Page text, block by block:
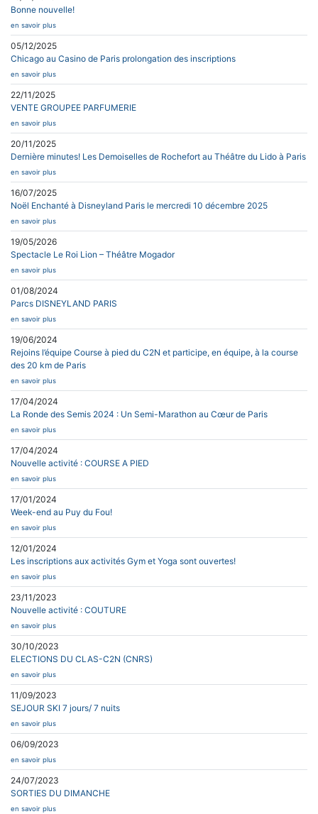
Bonne nouvelle!
en savoir plus
05/12/2025
Chicago au Casino de Paris prolongation des inscriptions
en savoir plus
22/11/2025
VENTE GROUPEE PARFUMERIE
en savoir plus
20/11/2025
Dernière minutes! Les Demoiselles de Rochefort au Théâtre du Lido à Paris
en savoir plus
16/07/2025
Noël Enchanté à Disneyland Paris le mercredi 10 décembre 2025
en savoir plus
19/05/2026
Spectacle Le Roi Lion – Théâtre Mogador
en savoir plus
01/08/2024
Parcs DISNEYLAND PARIS
en savoir plus
19/06/2024
Rejoins l’équipe Course à pied du C2N et participe, en équipe, à la course
des 20 km de Paris
en savoir plus
17/04/2024
La Ronde des Semis 2024 : Un Semi-Marathon au Cœur de Paris
en savoir plus
17/04/2024
Nouvelle activité : COURSE A PIED
en savoir plus
17/01/2024
Week-end au Puy du Fou!
en savoir plus
12/01/2024
Les inscriptions aux activités Gym et Yoga sont ouvertes!
en savoir plus
23/11/2023
Nouvelle activité : COUTURE
en savoir plus
30/10/2023
ELECTIONS DU CLAS-C2N (CNRS)
en savoir plus
11/09/2023
SEJOUR SKI 7 jours/ 7 nuits
en savoir plus
06/09/2023
en savoir plus
24/07/2023
SORTIES DU DIMANCHE
en savoir plus